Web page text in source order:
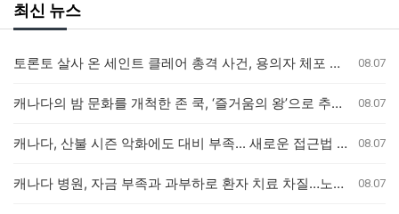
최신 뉴스
토론토 살사 온 세인트 클레어 총격 사건, 용의자 체포 발표 예정 08.07
캐나다의 밤 문화를 개척한 존 쿡, ‘즐거움의 왕’으로 추모받다 08.07
캐나다, 산불 시즌 악화에도 대비 부족... 새로운 접근법 필요 08.07
캐나다 병원, 자금 부족과 과부하로 환자 치료 차질…노조 "대책 마련 시급" 08.07